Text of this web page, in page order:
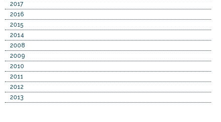
2017
2016
2015
2014
2008
2009
2010
2011
2012
2013